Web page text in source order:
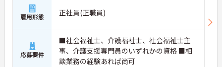
雇用形態 正社員(正職員)
応募要件
■社会福祉士、介護福祉士、社会福祉士主
事、介護支援専門員のいずれかの資格 ■相
談業務の経験あれば尚可